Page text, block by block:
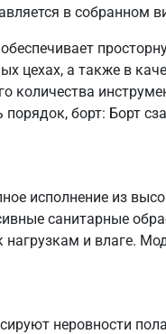
в собранном
а также в
количества
борт: Борт
исполнение из
санитарные
и влаге.
неровности